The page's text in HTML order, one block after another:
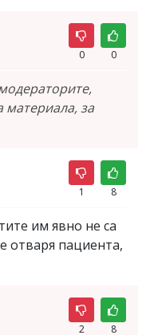
0 0
за
1 8
им явно не са
отваря пациента,
2 8